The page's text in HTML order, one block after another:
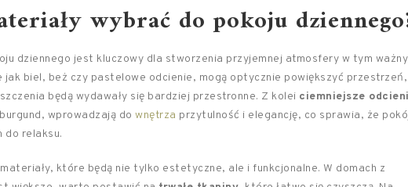
wybrać do pokoju
dziennego jest kluczowy dla stworzenia przyjemnej atmosfery w tym
jak biel, beż czy pastelowe odcienie, mogą optycznie powiększyć przestrzeń,
będą wydawały się bardziej przestronne. Z kolei ciemniejsze
wprowadzają do wnętrza przytulność i elegancję, co sprawia, że
do relaksu.
które będą nie tylko estetyczne, ale i funkcjonalne. W domach z